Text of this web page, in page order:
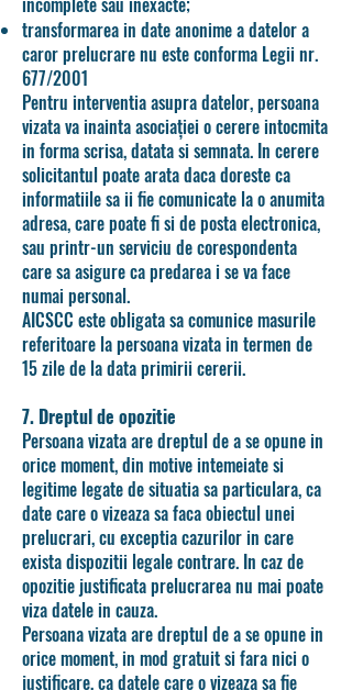
transformarea in date anonime a datelor a
caror prelucrare nu este conforma Legii nr.
677/2001
Pentru interventia asupra datelor, persoana
vizata va inainta asociației o cerere intocmita
in forma scrisa, datata si semnata. In cerere
solicitantul poate arata daca doreste ca
informatiile sa ii fie comunicate la o anumita
adresa, care poate fi si de posta electronica,
sau printr-un serviciu de corespondenta
care sa asigure ca predarea i se va face
numai personal.
AICSCC este obligata sa comunice masurile
referitoare la persoana vizata in termen de
15 zile de la data primirii cererii.
7. Dreptul de opozitie
Persoana vizata are dreptul de a se opune in
orice moment, din motive intemeiate si
legitime legate de situatia sa particulara, ca
date care o vizeaza sa faca obiectul unei
prelucrari, cu exceptia cazurilor in care
exista dispozitii legale contrare. In caz de
opozitie justificata prelucrarea nu mai poate
viza datele in cauza.
Persoana vizata are dreptul de a se opune in
orice moment, in mod gratuit si fara nici o
justificare, ca datele care o vizeaza sa fie